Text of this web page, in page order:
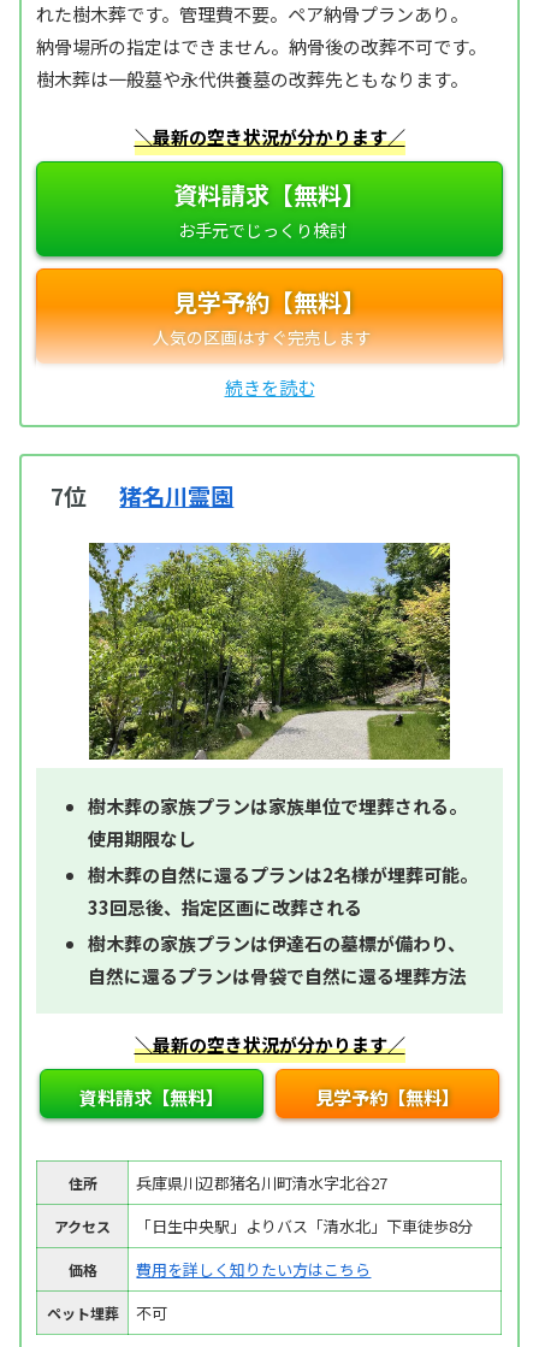
れた樹木葬です。管理費不要。ペア納骨プランあり。
納骨場所の指定はできません。納骨後の改葬不可です。
樹木葬は一般墓や永代供養墓の改葬先ともなります。
＼最新の空き状況が分かります／
資料請求【無料】
見学予約【無料】
7位 猪名川霊園
樹木葬の家族プランは家族単位で埋葬される。
使用期限なし
樹木葬の自然に還るプランは2名様が埋葬可能。
33回忌後、指定区画に改葬される
樹木葬の家族プランは伊達石の墓標が備わり、
自然に還るプランは骨袋で自然に還る埋葬方法
＼最新の空き状況が分かります／
資料請求【無料】 見学予約【無料】
住所 兵庫県川辺郡猪名川町清水字北谷27
アクセス 「日生中央駅」よりバス「清水北」下車徒歩8分
価格 費用を詳しく知りたい方はこちら
ペット埋葬 不可